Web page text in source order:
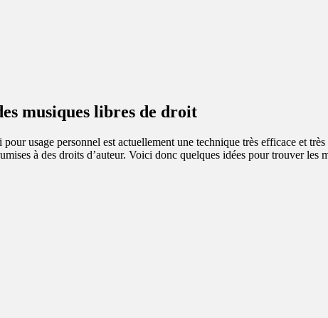
musiques libres de droit
usage personnel est actuellement une technique très efficace et
à des droits d’auteur. Voici donc quelques idées pour trouver les